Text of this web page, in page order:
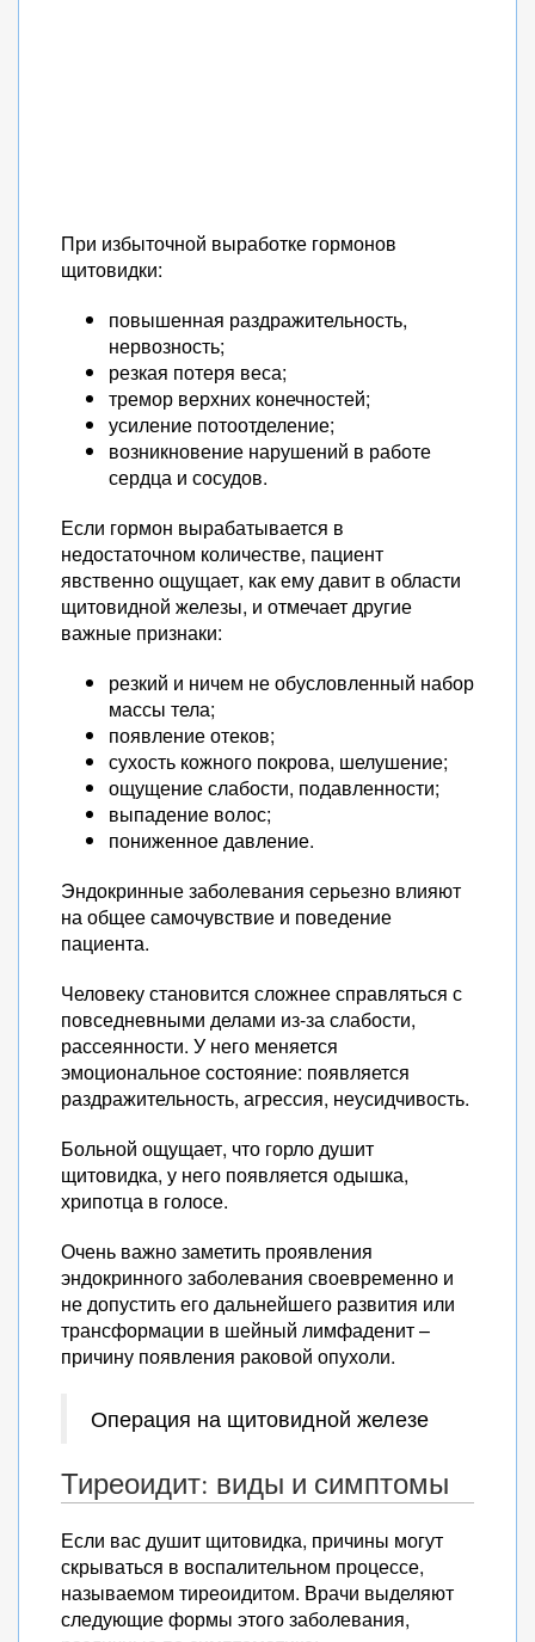
При избыточной выработке гормонов
щитовидки:
повышенная раздражительность,
нервозность;
резкая потеря веса;
тремор верхних конечностей;
усиление потоотделение;
возникновение нарушений в работе
сердца и сосудов.
Если гормон вырабатывается в
недостаточном количестве, пациент
явственно ощущает, как ему давит в области
щитовидной железы, и отмечает другие
важные признаки:
резкий и ничем не обусловленный набор
массы тела;
появление отеков;
сухость кожного покрова, шелушение;
ощущение слабости, подавленности;
выпадение волос;
пониженное давление.
Эндокринные заболевания серьезно влияют
на общее самочувствие и поведение
пациента.
Человеку становится сложнее справляться с
повседневными делами из-за слабости,
рассеянности. У него меняется
эмоциональное состояние: появляется
раздражительность, агрессия, неусидчивость.
Больной ощущает, что горло душит
щитовидка, у него появляется одышка,
хрипотца в голосе.
Очень важно заметить проявления
эндокринного заболевания своевременно и
не допустить его дальнейшего развития или
трансформации в шейный лимфаденит –
причину появления раковой опухоли.
Операция на щитовидной железе
Тиреоидит: виды и симптомы
Если вас душит щитовидка, причины могут
скрываться в воспалительном процессе,
называемом тиреоидитом. Врачи выделяют
следующие формы этого заболевания,